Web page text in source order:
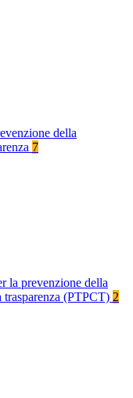
della
7
la prevenzione della
trasparenza (PTPCT) 2